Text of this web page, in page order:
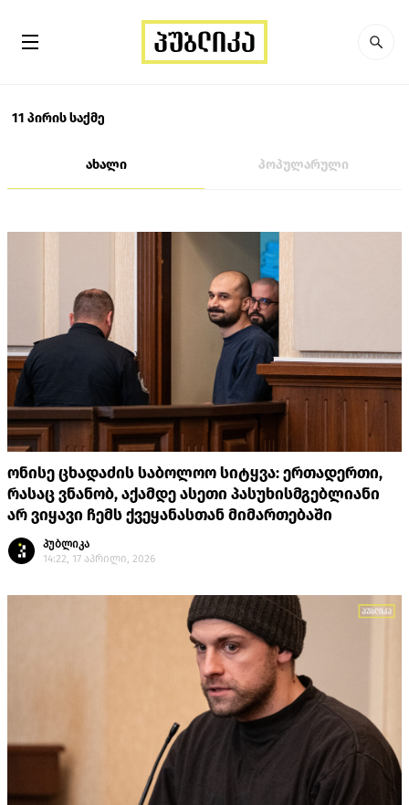
11 პირის საქმე
ახალი პოპულარული
ონისე ცხადაძის საბოლოო სიტყვა: ერთადერთი,
რასაც ვნანობ, აქამდე ასეთი პასუხისმგებლიანი
არ ვიყავი ჩემს ქვეყანასთან მიმართებაში
პუბლიკა
14:22, 17 აპრილი, 2026